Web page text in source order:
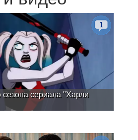
сезона сериала "Харли
1